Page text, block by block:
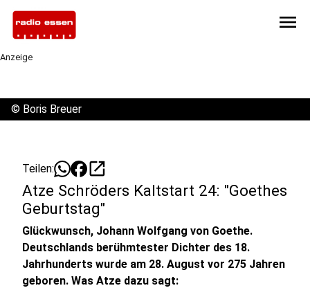
menu
Anzeige
© Boris Breuer
Teilen: open_in_new
Atze Schröders Kaltstart 24: "Goethes
Geburtstag"
Glückwunsch, Johann Wolfgang von Goethe.
Deutschlands berühmtester Dichter des 18.
Jahrhunderts wurde am 28. August vor 275 Jahren
geboren. Was Atze dazu sagt: